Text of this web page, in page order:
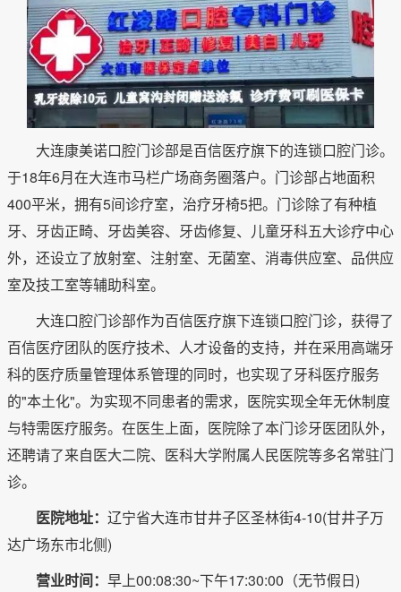
大连康美诺口腔门诊部是百信医疗旗下的连锁口腔门诊。
于18年6月在大连市马栏广场商务圈落户。门诊部占地面积
400平米，拥有5间诊疗室，治疗牙椅5把。门诊除了有种植
牙、牙齿正畸、牙齿美容、牙齿修复、儿童牙科五大诊疗中心
外，还设立了放射室、注射室、无菌室、消毒供应室、品供应
室及技工室等辅助科室。
大连口腔门诊部作为百信医疗旗下连锁口腔门诊，获得了
百信医疗团队的医疗技术、人才设备的支持，并在采用高端牙
科的医疗质量管理体系管理的同时，也实现了牙科医疗服务
的"本土化"。为实现不同患者的需求，医院实现全年无休制度
与特需医疗服务。在医生上面，医院除了本门诊牙医团队外，
还聘请了来自医大二院、医科大学附属人民医院等多名常驻门
诊。
医院地址： 辽宁省大连市甘井子区圣林街4-10(甘井子万
达广场东市北侧)
营业时间： 早上00:08:30~下午17:30:00（无节假日)